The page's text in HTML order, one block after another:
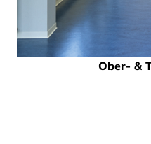
Ober- &